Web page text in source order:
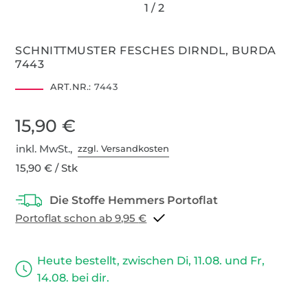
SCHNITTMUSTER FESCHES DIRNDL, BURDA
7443
ART.NR.: 7443
15,90 €
inkl. MwSt.,zzgl. Versandkosten
15,90 € / Stk
Portoflat schon ab 9,95 €
Heute bestellt, zwischen Di, 11.08. und Fr,
14.08. bei dir.